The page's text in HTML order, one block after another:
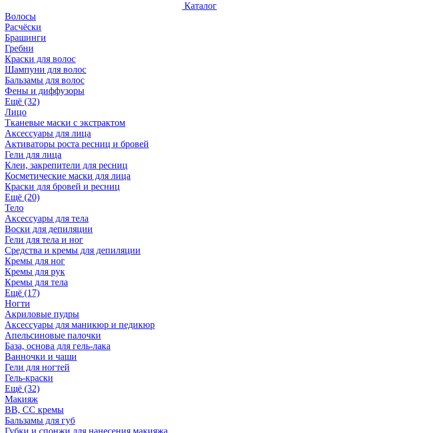
Каталог
Волосы
Расчёски
Брашинги
Гребни
Краски для волос
Шампуни для волос
Бальзамы для волос
Фены и диффузоры
Ещё (32)
Лицо
Тканевые маски с экстрактом
Аксессуары для лица
Активаторы роста ресниц и бровей
Гели для лица
Клеи, закрепители для ресниц
Косметические маски для лица
Краски для бровей и ресниц
Ещё (20)
Тело
Аксессуары для тела
Воски для депиляции
Гели для тела и ног
Средства и кремы для депиляции
Кремы для ног
Кремы для рук
Кремы для тела
Ещё (17)
Ногти
Акриловые пудры
Аксессуары для маникюр и педикюр
Апельсиновые палочки
База, основа для гель-лака
Ванночки и чаши
Гели для ногтей
Гель-краски
Ещё (32)
Макияж
BB, СС кремы
Бальзамы для губ
Губки и спонжи для нанесения макияжа